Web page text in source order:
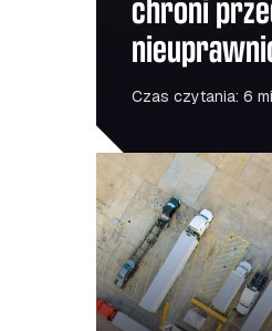
Czas czytania: 6
Trendy w branży